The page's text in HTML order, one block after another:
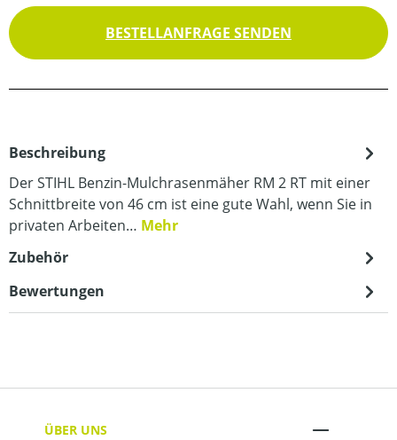
BESTELLANFRAGE SENDEN
Beschreibung
Der STIHL Benzin-Mulchrasenmäher RM 2 RT mit einer
Schnittbreite von 46 cm ist eine gute Wahl, wenn Sie in
privaten Arbeiten… Mehr
Zubehör
Bewertungen
ÜBER UNS